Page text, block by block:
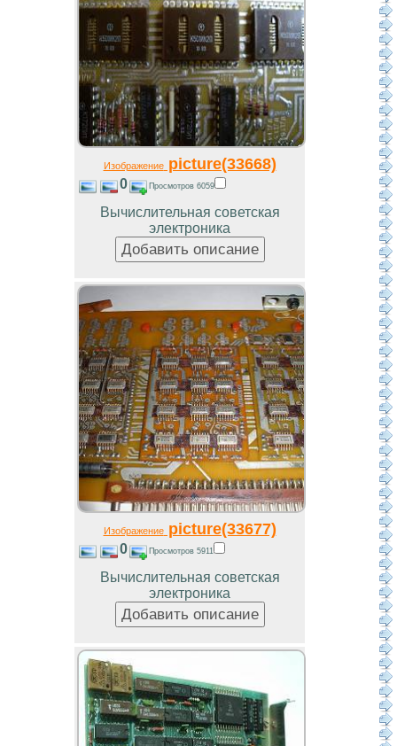
Изображениеpicture(33668)
0 Просмотров 6059
Вычислительная советская
электроника
Изображениеpicture(33677)
0 Просмотров 5911
Вычислительная советская
электроника